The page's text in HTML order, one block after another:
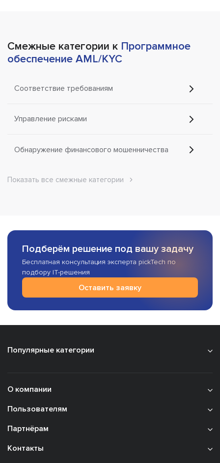
Смежные категории к Программное
обеспечение AML/KYC
Соответствие требованиям
Управление рисками
Обнаружение финансового мошенничества
Показать все смежные категории
Подберём решение под вашу задачу
Бесплатная консультация эксперта pickTech по
подбору IT-решения
Оставить заявку
Популярные категории
О компании
Пользователям
Партнёрам
Контакты